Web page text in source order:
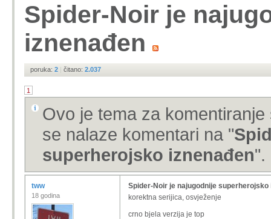
Spider-Noir je
iznenađen
poruka: 2 | čitano: 2.037
1
Ovo je tema za
se nalaze komentari na "
superherojsko iznenađen".
tww
18 godina
Spider-Noir je najugodnije superherojsko
korektna serijica, osvježenje
crno bjela verzija je top